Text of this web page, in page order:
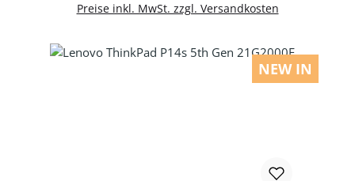
Preise inkl. MwSt. zzgl. Versandkosten
NEW IN